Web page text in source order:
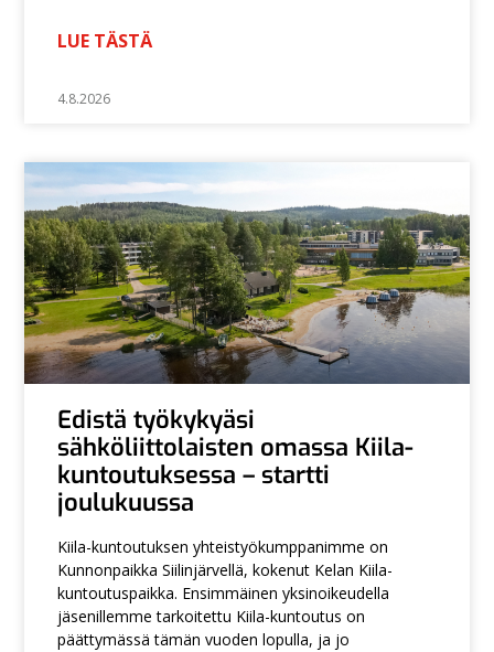
LUE TÄSTÄ
4.8.2026
Edistä työkykyäsi
sähköliittolaisten omassa Kiila-
kuntoutuksessa – startti
joulukuussa
Kiila-kuntoutuksen yhteistyökumppanimme on
Kunnonpaikka Siilinjärvellä, kokenut Kelan Kiila-
kuntoutuspaikka. Ensimmäinen yksinoikeudella
jäsenillemme tarkoitettu Kiila-kuntoutus on
päättymässä tämän vuoden lopulla, ja jo